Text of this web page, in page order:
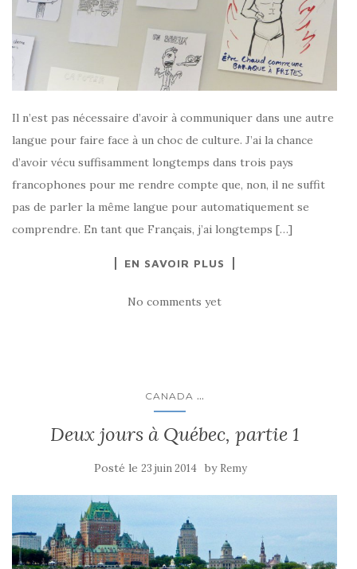
Il n’est pas nécessaire d’avoir à communiquer dans une autre
langue pour faire face à un choc de culture. J’ai la chance
d’avoir vécu suffisamment longtemps dans trois pays
francophones pour me rendre compte que, non, il ne suffit
pas de parler la même langue pour automatiquement se
comprendre. En tant que Français, j’ai longtemps […]
EN SAVOIR PLUS
No comments yet
CANADA ...
Deux jours à Québec, partie 1
Posté le 23 juin 2014 by Remy